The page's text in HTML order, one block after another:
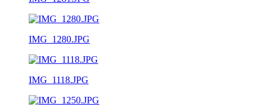
IMG_1280.JPG
IMG_1118.JPG